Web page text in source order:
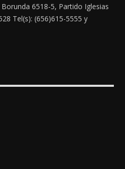
Borunda 6518-5, Partido Iglesias
Tel(s): (656)615-5555 y